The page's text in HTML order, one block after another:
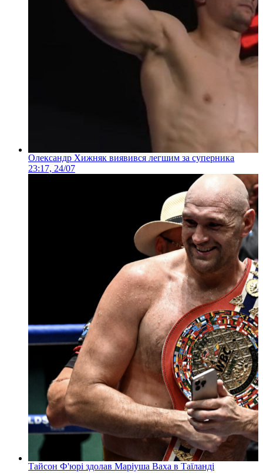
Олександр Хижняк виявився легшим за суперника
23:17, 24/07
Тайсон Ф'юрі здолав Маріуша Ваха в Таїланді